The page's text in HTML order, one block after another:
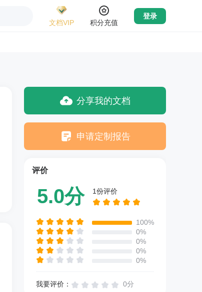
文档VIP
积分充值
登录
分享我的文档
申请定制报告
评价
5.0分 1份评价
100%
0%
0%
0%
0%
我要评价： 0分